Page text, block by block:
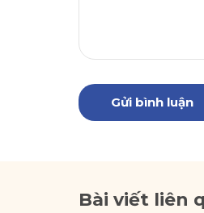
Gửi bình luận
Bài viết liên